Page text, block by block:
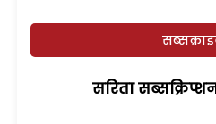
सरिता